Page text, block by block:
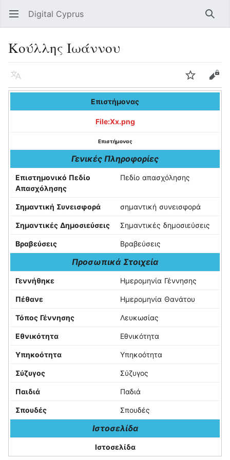
Open main menu Digital Cyprus
Κούλλης Ιωάννου
Language Edit
Επιστήμονας
File:Xx.png
Επιστήμονας
Γενικές Πληροφορίες
Επιστημονικό Πεδίο
Απασχόλησης
Πεδίο απασχόλησης
Σημαντική Συνεισφορά σημαντική συνεισφορά
Σημαντικές Δημοσιεύσεις Σημαντικές δημοσιεύσεις
Βραβεύσεις Βραβεύσεις
Προσωπικά Στοιχεία
Γεννήθηκε Ημερομηνία Γέννησης
Πέθανε Ημερομηνία Θανάτου
Τόπος Γέννησης Λευκωσίας
Εθνικότητα Εθνικότητα
Υπηκοότητα Υπηκοότητα
Σύζυγος Σύζυγος
Παιδιά Παδιά
Σπουδές Σπουδές
Ιστοσελίδα
Ιστοσελίδα